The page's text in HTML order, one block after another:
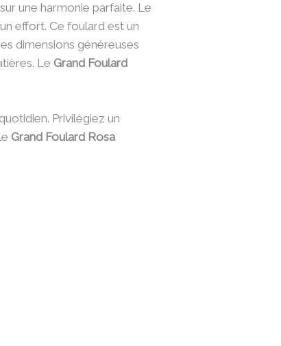
une harmonie parfaite. Le
effort. Ce foulard est un
dimensions généreuses
Le Grand Foulard
Privilégiez un
Grand Foulard Rosa